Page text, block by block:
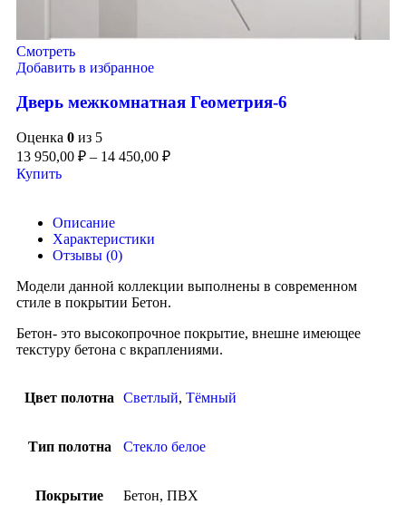
Смотреть
Добавить в избранное
Дверь межкомнатная Геометрия-6
Оценка 0 из 5
13 950,00 ₽ – 14 450,00 ₽
Купить
Описание
Характеристики
Отзывы (0)
Модели данной коллекции выполнены в современном
стиле в покрытии Бетон.
Бетон- это высокопрочное покрытие, внешне имеющее
текстуру бетона с вкраплениями.
Цвет полотна Светлый, Тёмный
Тип полотна Стекло белое
Покрытие Бетон, ПВХ